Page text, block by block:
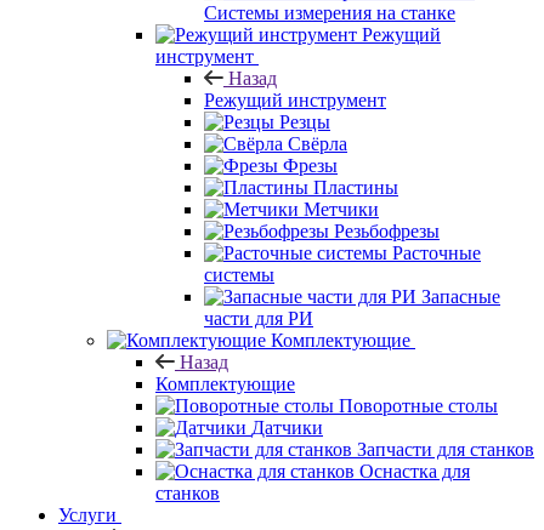
Системы измерения на станке
Режущий
инструмент
Назад
Режущий инструмент
Резцы
Свёрла
Фрезы
Пластины
Метчики
Резьбофрезы
Расточные
системы
Запасные
части для РИ
Комплектующие
Назад
Комплектующие
Поворотные столы
Датчики
Запчасти для станков
Оснастка для
станков
Услуги